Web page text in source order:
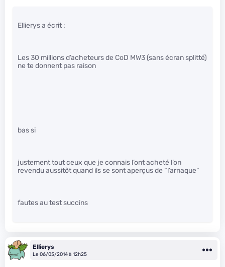
Ellierys a écrit :
Les 30 millions d’acheteurs de CoD MW3 (sans écran splitté)
ne te donnent pas raison
bas si
justement tout ceux que je connais l’ont acheté l’on
revendu aussitôt quand ils se sont aperçus de “l’arnaque”
fautes au test succins
Ellierys
Le 06/05/2014 à 12h25